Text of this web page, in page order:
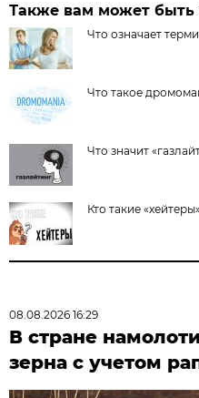
Также вам может быть
Что означает
Что такое
Что значит
Кто такие
08.08.2026 16:29
В стране
зерна с учетом